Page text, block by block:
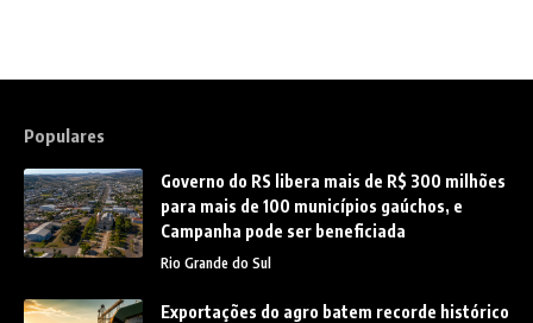
Populares
Governo do RS libera mais de R$ 300 milhões
para mais de 100 municípios gaúchos, e
Campanha pode ser beneficiada
Rio Grande do Sul
Exportações do agro batem recorde histórico